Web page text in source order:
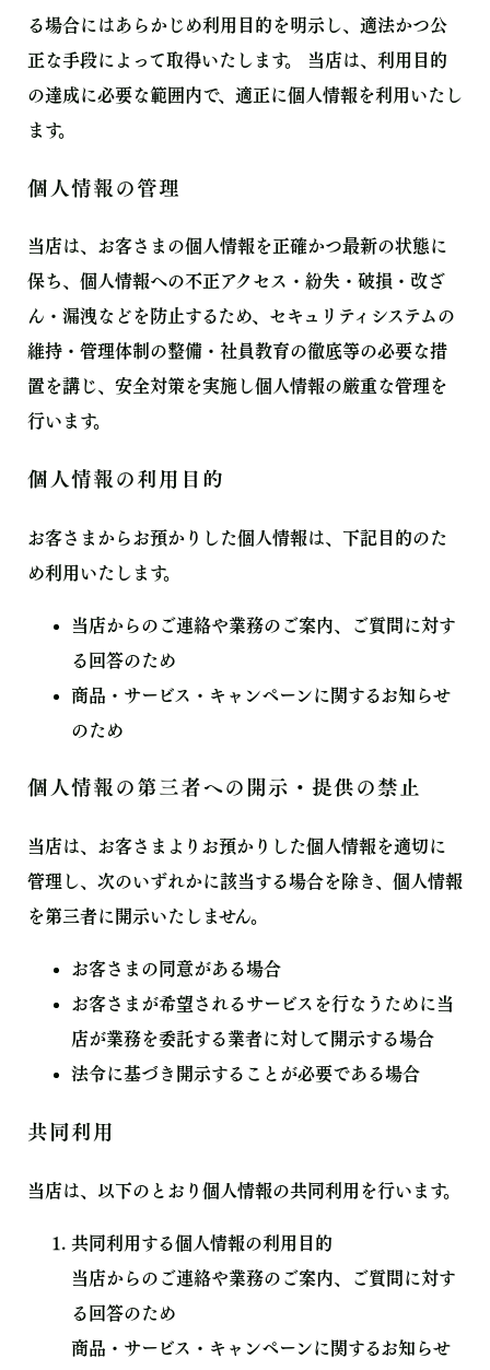
る場合にはあらかじめ利⽤⽬的を明⽰し、適法かつ公
正な⼿段によって取得いたします。 当店は、利⽤⽬的
の達成に必要な範囲内で、適正に個⼈情報を利⽤いたし
ます。
個人情報の管理
当店は、お客さまの個人情報を正確かつ最新の状態に
保ち、個人情報への不正アクセス・紛失・破損・改ざ
ん・漏洩などを防止するため、セキュリティシステムの
維持・管理体制の整備・社員教育の徹底等の必要な措
置を講じ、安全対策を実施し個人情報の厳重な管理を
行います。
個人情報の利用目的
お客さまからお預かりした個人情報は、下記目的のた
め利用いたします。
当店からのご連絡や業務のご案内、ご質問に対す
る回答のため
商品・サービス・キャンペーンに関するお知らせ
のため
個人情報の第三者への開示・提供の禁止
当店は、お客さまよりお預かりした個人情報を適切に
管理し、次のいずれかに該当する場合を除き、個人情報
を第三者に開示いたしません。
お客さまの同意がある場合
お客さまが希望されるサービスを行なうために当
店が業務を委託する業者に対して開示する場合
法令に基づき開示することが必要である場合
共同利用
当店は、以下のとおり個人情報の共同利用を行います。
共同利用する個人情報の利用目的
当店からのご連絡や業務のご案内、ご質問に対す
る回答のため
商品・サービス・キャンペーンに関するお知らせ